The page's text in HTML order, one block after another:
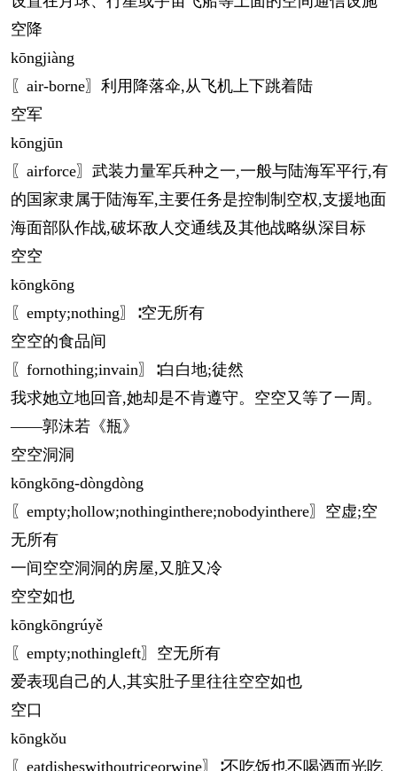
空降
kōngjiàng
〖air-borne〗利用降落伞,从飞机上下跳着陆
空军
kōngjūn
〖airforce〗武装力量军兵种之一,一般与陆海军平行,有
的国家隶属于陆海军,主要任务是控制制空权,支援地面
海面部队作战,破坏敌人交通线及其他战略纵深目标
空空
kōngkōng
〖empty;nothing〗∶空无所有
空空的食品间
〖fornothing;invain〗∶白白地;徒然
我求她立地回音,她却是不肯遵守。空空又等了一周。
——郭沫若《瓶》
空空洞洞
kōngkōng-dòngdòng
〖empty;hollow;nothinginthere;nobodyinthere〗空虚;空
无所有
一间空空洞洞的房屋,又脏又冷
空空如也
kōngkōngrúyě
〖empty;nothingleft〗空无所有
爱表现自己的人,其实肚子里往往空空如也
空口
kōngkǒu
〖eatdisheswithoutriceorwine〗∶不吃饭也不喝酒而光吃